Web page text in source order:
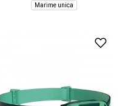
Marime unica